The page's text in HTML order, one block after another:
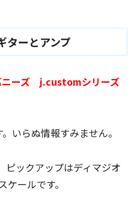
ーとアンプ
ニーズ j.customシリーズ
いらぬ情報すみません。
ピックアップはディマジオ
ケールです。